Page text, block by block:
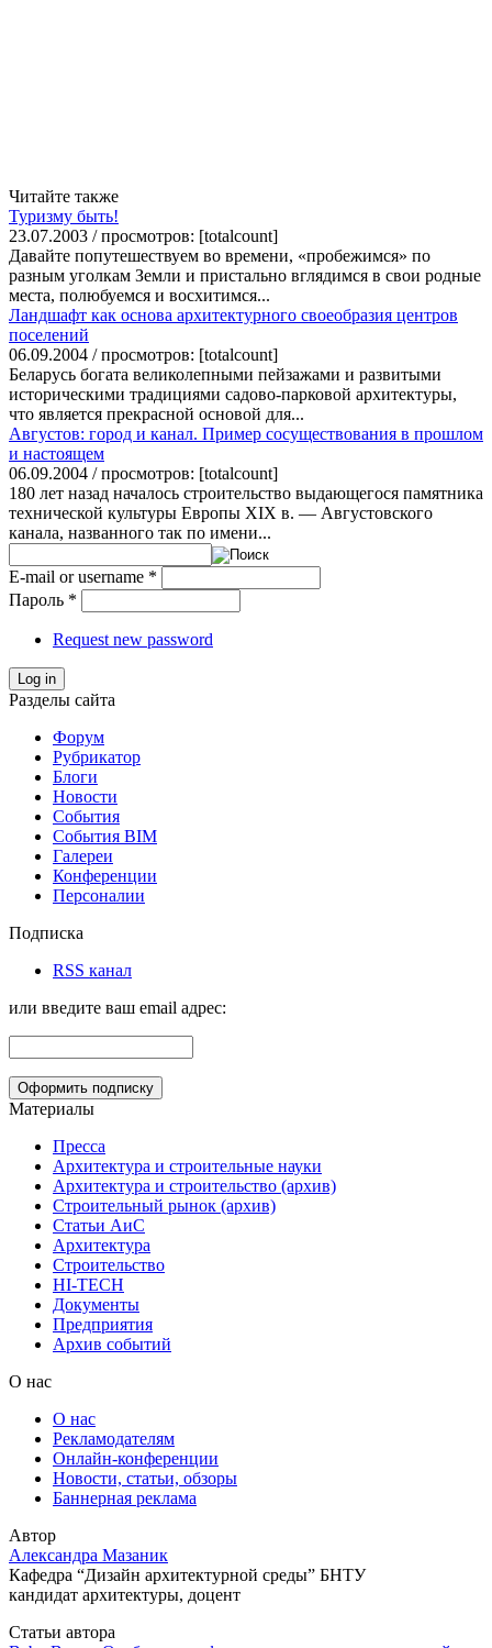
Читайте также
Туризму быть!
23.07.2003 / просмотров: [totalcount]
Давайте попутешествуем во времени, «пробежимся» по
разным уголкам Земли и пристально вглядимся в свои родные
места, полюбуемся и восхитимся...
Ландшафт как основа архитектурного своеобразия центров
поселений
06.09.2004 / просмотров: [totalcount]
Беларусь богата великолепными пейзажами и развитыми
историческими традициями садово-парковой архитектуры,
что является прекрасной основой для...
Августов: город и канал. Пример сосуществования в прошлом
и настоящем
06.09.2004 / просмотров: [totalcount]
180 лет назад началось строительство выдающегося памятника
технической культуры Европы ХIХ в. — Августовского
канала, названного так по имени...
E-mail or username *
Пароль *
Request new password
Log in
Разделы сайта
Форум
Рубрикатор
Блоги
Новости
События
События BIM
Галереи
Конференции
Персоналии
Подписка
RSS канал
или введите ваш email адрес:
Материалы
Пресса
Архитектура и строительные науки
Архитектура и строительство (архив)
Строительный рынок (архив)
Статьи АиС
Архитектура
Строительство
HI-TECH
Документы
Предприятия
Архив событий
О нас
О нас
Рекламодателям
Онлайн-конференции
Новости, статьи, обзоры
Баннерная реклама
Автор
Александра Мазаник
Кафедра “Дизайн архитектурной среды” БНТУ
кандидат архитектуры, доцент
Статьи автора